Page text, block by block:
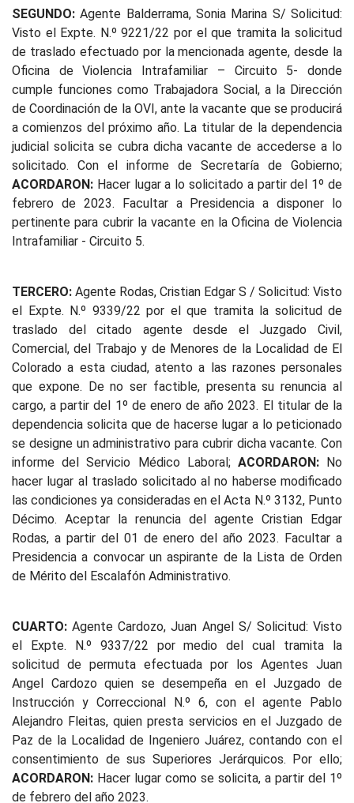
SEGUNDO: Agente Balderrama, Sonia Marina S/ Solicitud:
Visto el Expte. N.º 9221/22 por el que tramita la solicitud
de traslado efectuado por la mencionada agente, desde la
Oficina de Violencia Intrafamiliar – Circuito 5- donde
cumple funciones como Trabajadora Social, a la Dirección
de Coordinación de la OVI, ante la vacante que se producirá
a comienzos del próximo año. La titular de la dependencia
judicial solicita se cubra dicha vacante de accederse a lo
solicitado. Con el informe de Secretaría de Gobierno;
ACORDARON: Hacer lugar a lo solicitado a partir del 1º de
febrero de 2023. Facultar a Presidencia a disponer lo
pertinente para cubrir la vacante en la Oficina de Violencia
Intrafamiliar - Circuito 5.
TERCERO: Agente Rodas, Cristian Edgar S / Solicitud: Visto
el Expte. N.º 9339/22 por el que tramita la solicitud de
traslado del citado agente desde el Juzgado Civil,
Comercial, del Trabajo y de Menores de la Localidad de El
Colorado a esta ciudad, atento a las razones personales
que expone. De no ser factible, presenta su renuncia al
cargo, a partir del 1º de enero de año 2023. El titular de la
dependencia solicita que de hacerse lugar a lo peticionado
se designe un administrativo para cubrir dicha vacante. Con
informe del Servicio Médico Laboral; ACORDARON:No
hacer lugar al traslado solicitado al no haberse modificado
las condiciones ya consideradas en el Acta N.º 3132, Punto
Décimo. Aceptar la renuncia del agente Cristian Edgar
Rodas, a partir del 01 de enero del año 2023. Facultar a
Presidencia a convocar un aspirante de la Lista de Orden
de Mérito del Escalafón Administrativo.
CUARTO: Agente Cardozo, Juan Angel S/ Solicitud: Visto
el Expte. N.º 9337/22 por medio del cual tramita la
solicitud de permuta efectuada por los Agentes Juan
Angel Cardozo quien se desempeña en el Juzgado de
Instrucción y Correccional N.º 6, con el agente Pablo
Alejandro Fleitas, quien presta servicios en el Juzgado de
Paz de la Localidad de Ingeniero Juárez, contando con el
consentimiento de sus Superiores Jerárquicos. Por ello;
ACORDARON: Hacer lugar como se solicita, a partir del 1º
de febrero del año 2023.